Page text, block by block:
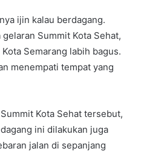
ijin kalau berdagang.
Summit Kota Sehat,
Semarang labih bagus.
menempati tempat yang
Kota Sehat tersebut,
ini dilakukan juga
jalan di sepanjang